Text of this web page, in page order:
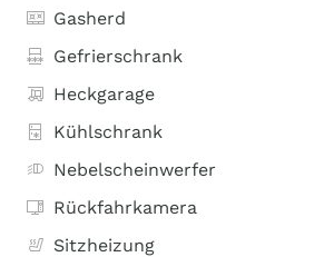
Gasherd
Gefrierschrank
Heckgarage
Kühlschrank
Nebelscheinwerfer
Rückfahrkamera
Sitzheizung